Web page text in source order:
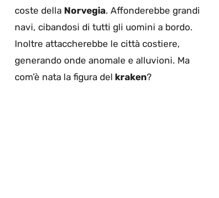
coste della Norvegia. Affonderebbe grandi
navi, cibandosi di tutti gli uomini a bordo.
Inoltre attaccherebbe le città costiere,
generando onde anomale e alluvioni. Ma
com’è nata la figura del kraken?